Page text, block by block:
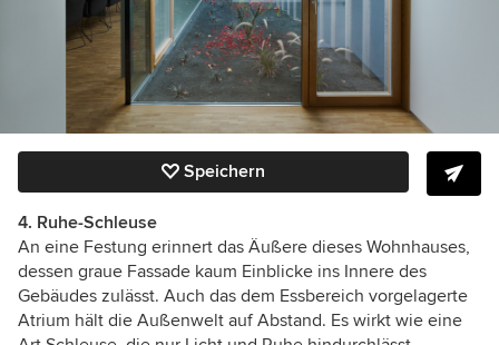
Speichern
4. Ruhe-Schleuse
An eine Festung erinnert das Äußere dieses Wohnhauses,
dessen graue Fassade kaum Einblicke ins Innere des
Gebäudes zulässt. Auch das dem Essbereich vorgelagerte
Atrium hält die Außenwelt auf Abstand. Es wirkt wie eine